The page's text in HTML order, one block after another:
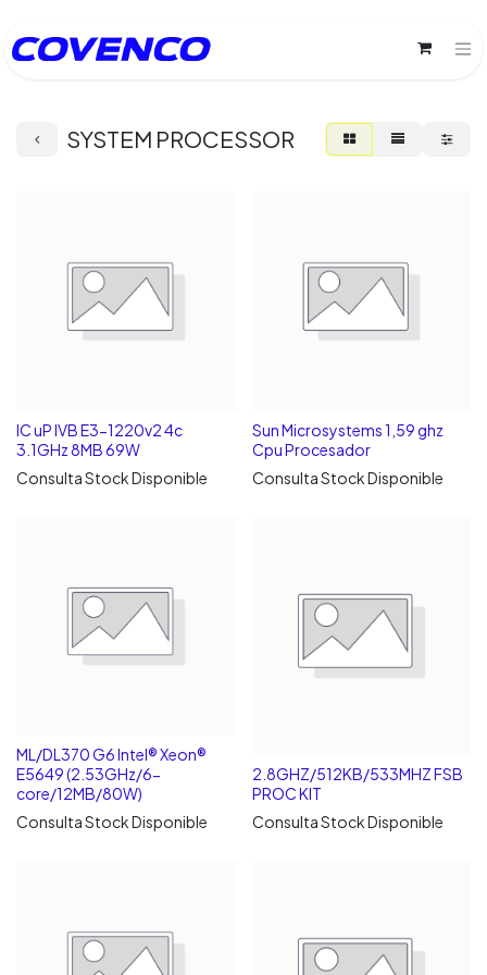
SYSTEM PROCESSOR
IC uP IVB E3-1220v2 4c
3.1GHz 8MB 69W
Consulta Stock Disponible
Sun Microsystems 1,59 ghz
Cpu Procesador
Consulta Stock Disponible
ML/DL370 G6 Intel® Xeon®
E5649 (2.53GHz/6-
core/12MB/80W)
Consulta Stock Disponible
2.8GHZ/512KB/533MHZ FSB
PROC KIT
Consulta Stock Disponible